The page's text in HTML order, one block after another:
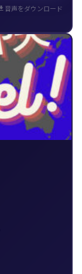
音声をダウンロード